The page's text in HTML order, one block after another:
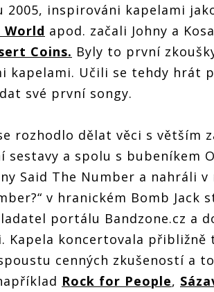
2005, inspirováni kapelami
World apod. začali Johny a
Coins. Byly to první
kapelami. Učili se tehdy hrát
své první songy.
rozhodlo dělat věci s větším
sestavy a spolu s bubeníkem
Said The Number a nahráli v
v hranickém Bomb Jack
portálu Bandzone.cz a
Kapela koncertovala přibližně
cenných zkušeností a
Rock for People,